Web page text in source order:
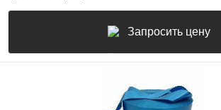
Запросить цену